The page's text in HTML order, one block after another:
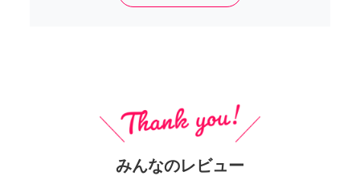
みんなのレビュー